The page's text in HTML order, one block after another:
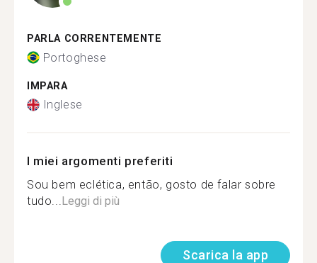
PARLA CORRENTEMENTE
Portoghese
IMPARA
Inglese
I miei argomenti preferiti
Sou bem eclética, então, gosto de falar sobre
tudo...Leggi di più
Scarica la app